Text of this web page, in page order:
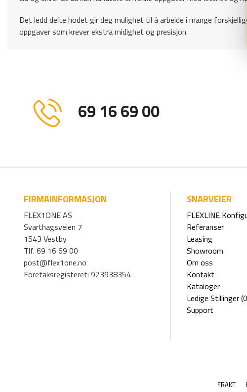
Det ledd delte hodet gir deg mulighet til å arbeide i mange
oppgaver som krever ekstra midighet og presisjon.
69 16 69 00
FIRMAINFORMASJON
FLEX1ONE AS
Svarthagsveien 7
1543 Vestby
Tlf. 69 16 69 00
post@flex1one.no
Foretaksregisteret: 923938354
SNARVEIER
FLEXLINE
Referanser
Leasing
Showroom
Om oss
Kontakt
Kataloger
Ledige Stillinger
Support
FRAKT